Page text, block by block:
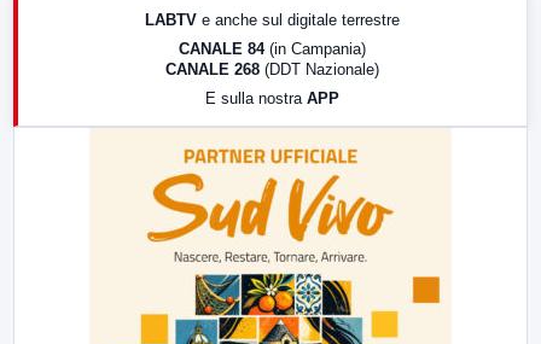
LABTV e anche sul digitale terrestre
CANALE 84 (in Campania)
CANALE 268 (DDT Nazionale)
E sulla nostra APP